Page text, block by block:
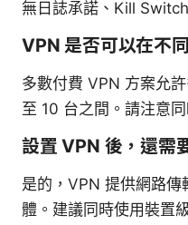
無日誌承諾、Kill
VPN 是否可以在不
多數付費 VPN 方案允
至 10 台之間。請注意
設置 VPN 後，還需
是的，VPN 提供網路傳
體。建議同時使用裝置